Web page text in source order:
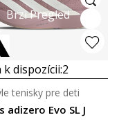
Brzi Pregled
k dispozícii:2
adizero Evo SL J
tenisky pre deti